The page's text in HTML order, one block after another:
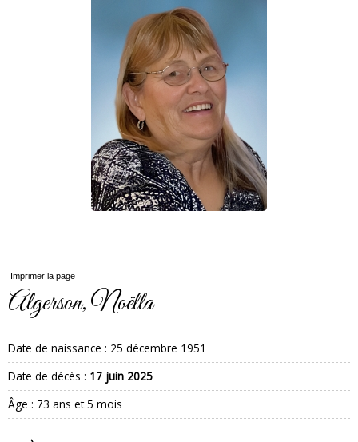
Imprimer la page
Algerson, Noëlla
Date de naissance : 25 décembre 1951
Date de décès : 17 juin 2025
Âge : 73 ans et 5 mois